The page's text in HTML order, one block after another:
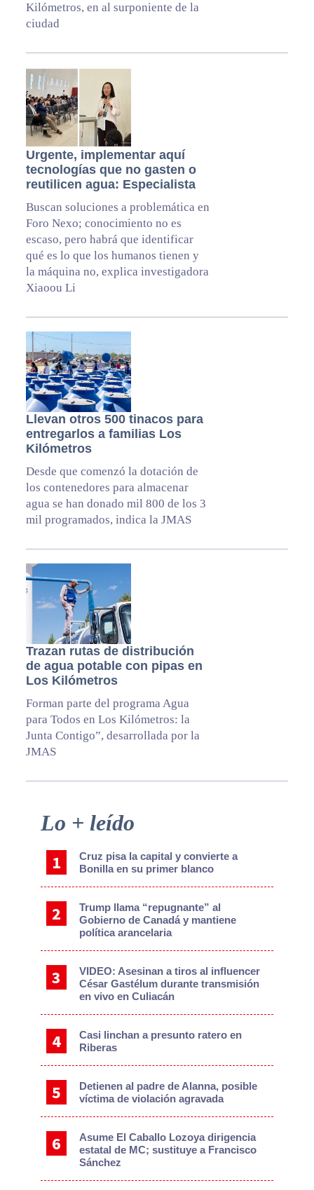
Kilómetros, en al surponiente de la
ciudad
Urgente, implementar aquí
tecnologías que no gasten o
reutilicen agua: Especialista
Buscan soluciones a problemática en
Foro Nexo; conocimiento no es
escaso, pero habrá que identificar
qué es lo que los humanos tienen y
la máquina no, explica investigadora
Xiaoou Li
Llevan otros 500 tinacos para
entregarlos a familias Los
Kilómetros
Desde que comenzó la dotación de
los contenedores para almacenar
agua se han donado mil 800 de los 3
mil programados, indica la JMAS
Trazan rutas de distribución
de agua potable con pipas en
Los Kilómetros
Forman parte del programa Agua
para Todos en Los Kilómetros: la
Junta Contigo”, desarrollada por la
JMAS
Primary
Lo + leído
Cruz pisa la capital y convierte a
Bonilla en su primer blanco
Trump llama “repugnante” al
Gobierno de Canadá y mantiene
política arancelaria
VIDEO: Asesinan a tiros al influencer
César Gastélum durante transmisión
en vivo en Culiacán
Casi linchan a presunto ratero en
Riberas
Detienen al padre de Alanna, posible
víctima de violación agravada
Asume El Caballo Lozoya dirigencia
estatal de MC; sustituye a Francisco
Sánchez